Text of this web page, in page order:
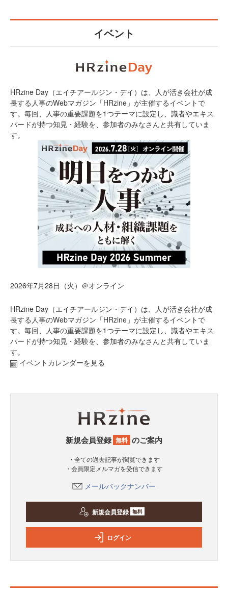
イベント
HRzine Day（エイチアールジン・デイ）は、人が活き会社が成
長する人事のWebマガジン「HRzine」が主催するイベントで
す。毎回、人事の重要課題を1つテーマに設定し、識者やエキス
パードが持つ知見・経験を、参加者のみなさんと共有していま
す。
2026年7月28日（火）＠オンライン
HRzine Day（エイチアールジン・デイ）は、人が活き会社が成
長する人事のWebマガジン「HRzine」が主催するイベントで
す。毎回、人事の重要課題を1つテーマに設定し、識者やエキス
パードが持つ知見・経験を、参加者のみなさんと共有していま
す。
イベントカレンダーを見る
新規会員登録 無料 のご案内
・全ての過去記事が閲覧できます
・会員限定メルマガを受信できます
メールバックナンバー
新規会員登録 無料
ログイン